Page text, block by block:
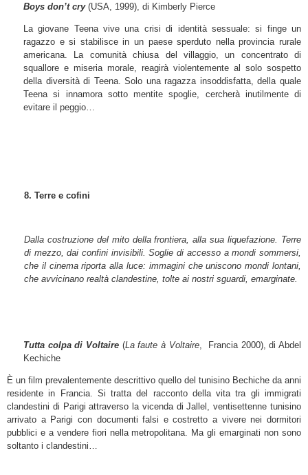
Boys don’t cry(USA, 1999), di Kimberly Pierce
La giovane Teena vive una crisi di identità sessuale: si finge un
ragazzo e si stabilisce in un paese sperduto nella provincia rurale
americana. La comunità chiusa del villaggio, un concentrato di
squallore e miseria morale, reagirà violentemente al solo sospetto
della diversità di Teena. Solo una ragazza insoddisfatta, della quale
Teena si innamora sotto mentite spoglie, cercherà inutilmente di
evitare il peggio…
8. Terre e cofini
Dalla costruzione del mito della frontiera, alla sua liquefazione. Terre
di mezzo, dai confini invisibili. Soglie di accesso a mondi sommersi,
che il cinema riporta alla luce: immagini che uniscono mondi lontani,
che avvicinano realtà clandestine, tolte ai nostri sguardi, emarginate.
Tutta colpa di Voltaire (La faute à Voltaire, Francia 2000), di Abdel
Kechiche
È un film prevalentemente descrittivo quello del tunisino Bechiche da anni
residente in Francia. Si tratta del racconto della vita tra gli immigrati
clandestini di Parigi attraverso la vicenda di Jallel, ventisettenne tunisino
arrivato a Parigi con documenti falsi e costretto a vivere nei dormitori
pubblici e a vendere fiori nella metropolitana. Ma gli emarginati non sono
soltanto i clandestini…